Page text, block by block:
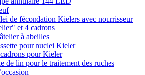
de fécondation Kielers avec nourrisseur
et 4 cadrons
à abeilles
pour nuclei Kieler
pour Kieler
de lin pour le traitement des ruches